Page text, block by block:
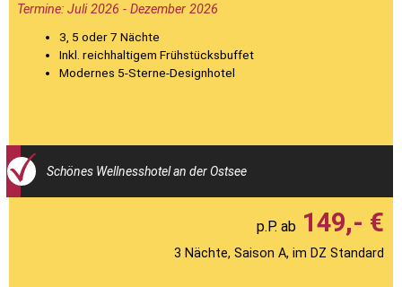
Termine: Juli 2026 - Dezember 2026
3, 5 oder 7 Nächte
Inkl. reichhaltigem Frühstücksbuffet
Modernes 5-Sterne-Designhotel
Schönes Wellnesshotel an der Ostsee
149,- €
3 Nächte, Saison A, im DZ Standard